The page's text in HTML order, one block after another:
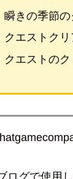
瞬きの季節
クエストク
クエストの